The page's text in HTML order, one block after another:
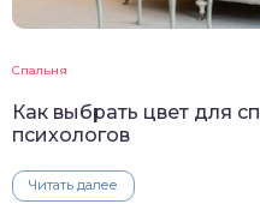
Спальня
Как выбрать цвет для
психологов
Читать далее